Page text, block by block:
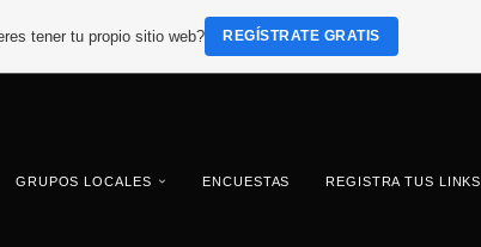
GRUPOS LOCALES ENCUESTAS REGISTRA TUS LINKS
tener tu propio sitio web? REGÍSTRATE GRATIS